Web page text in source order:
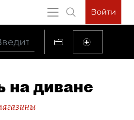
Войти
диване